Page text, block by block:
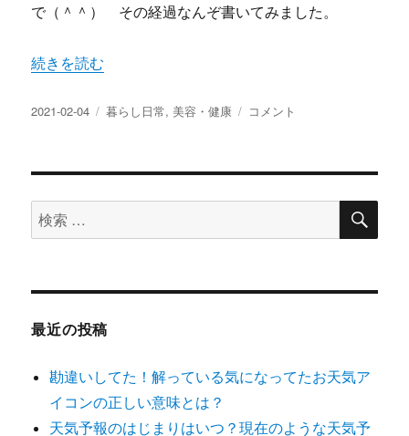
で（＾＾） その経過なんぞ書いてみました。
“手の痺れはビタミンB12不足が原因？ コロナ禍で処方箋
続きを読む
投
2021-02-04
カ
暮らし日常, 美容・健康
手
ビ
ミ
因？
コメント
検
索
象:
検
最近の投稿
勘違いしてた！解っている気になってたお天気ア
イコンの正しい意味とは？
天気予報のはじまりはいつ？現在のような天気予